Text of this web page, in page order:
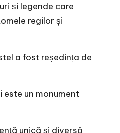
și legende care
regilor și
a fost reședința de
un monument
unică și diversă